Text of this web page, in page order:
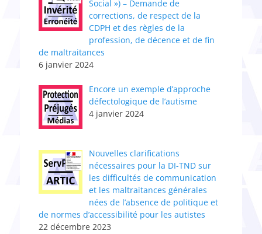
Social ») – Demande de
corrections, de respect de la
CDPH et des règles de la
profession, de décence et de fin
de maltraitances
6 janvier 2024
Encore un exemple d’approche
défectologique de l’autisme
4 janvier 2024
Nouvelles clarifications
nécessaires pour la DI-TND sur
les difficultés de communication
et les maltraitances générales
nées de l’absence de politique et
de normes d’accessibilité pour les autistes
22 décembre 2023